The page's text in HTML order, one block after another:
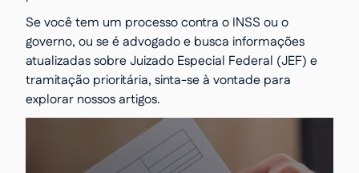
Se você tem um processo contra o INSS ou o
governo, ou se é advogado e busca informações
atualizadas sobre Juizado Especial Federal (JEF) e
tramitação prioritária, sinta-se à vontade para
explorar nossos artigos.